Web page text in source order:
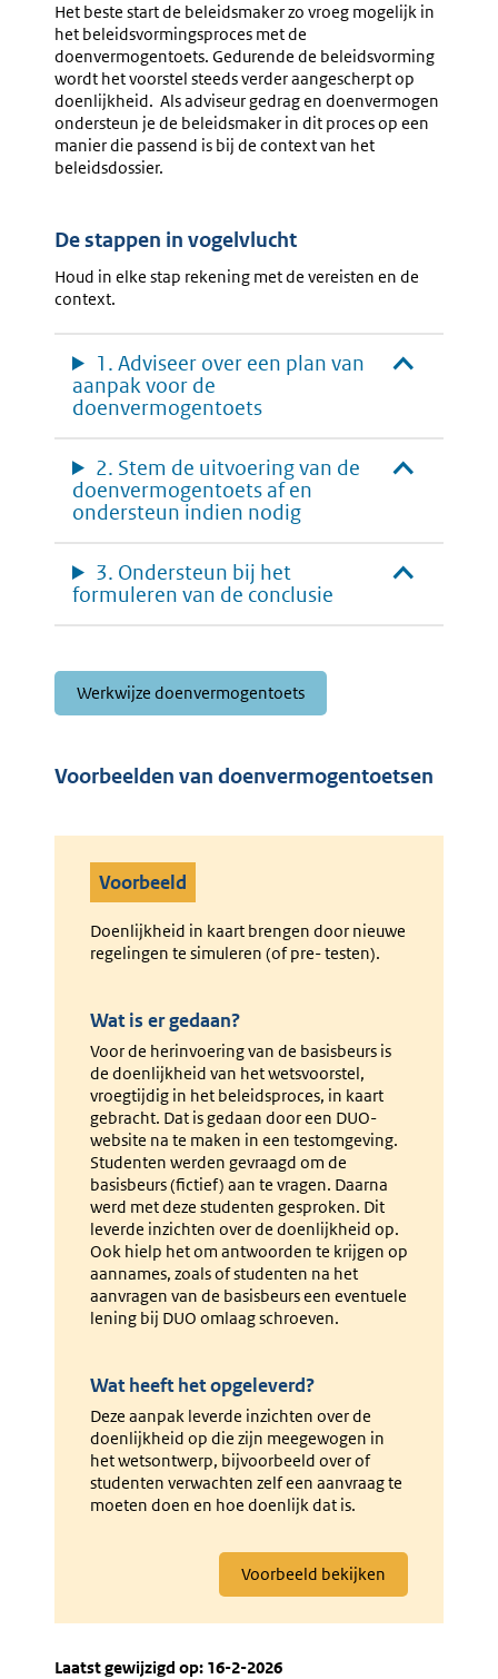
Het beste start de beleidsmaker zo vroeg mogelijk in
het beleidsvormingsproces met de
doenvermogentoets. Gedurende de beleidsvorming
wordt het voorstel steeds verder aangescherpt op
doenlijkheid. Als adviseur gedrag en doenvermogen
ondersteun je de beleidsmaker in dit proces op een
manier die passend is bij de context van het
beleidsdossier.
De stappen in vogelvlucht
Houd in elke stap rekening met de vereisten en de
context.
1. Adviseer over een plan van
aanpak voor de
doenvermogentoets
2. Stem de uitvoering van de
doenvermogentoets af en
ondersteun indien nodig
3. Ondersteun bij het
formuleren van de conclusie
Werkwijze doenvermogentoets
Voorbeelden van doenvermogentoetsen
Voorbeeld
Doenlijkheid in kaart brengen door nieuwe
regelingen te simuleren (of pre- testen).
Wat is er gedaan?
Voor de herinvoering van de basisbeurs is
de doenlijkheid van het wetsvoorstel,
vroegtijdig in het beleidsproces, in kaart
gebracht. Dat is gedaan door een DUO-
website na te maken in een testomgeving.
Studenten werden gevraagd om de
basisbeurs (fictief) aan te vragen. Daarna
werd met deze studenten gesproken. Dit
leverde inzichten over de doenlijkheid op.
Ook hielp het om antwoorden te krijgen op
aannames, zoals of studenten na het
aanvragen van de basisbeurs een eventuele
lening bij DUO omlaag schroeven.
Wat heeft het opgeleverd?
Deze aanpak leverde inzichten over de
doenlijkheid op die zijn meegewogen in
het wetsontwerp, bijvoorbeeld over of
studenten verwachten zelf een aanvraag te
moeten doen en hoe doenlijk dat is.
Externe
link:
Voorbeeld bekijken
Laatst gewijzigd op: 16-2-2026